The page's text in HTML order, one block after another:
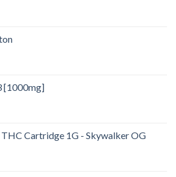
[1000mg]
Cartridge 1G - Skywalker OG